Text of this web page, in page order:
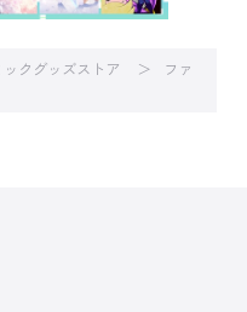
クグッズストア
ファ